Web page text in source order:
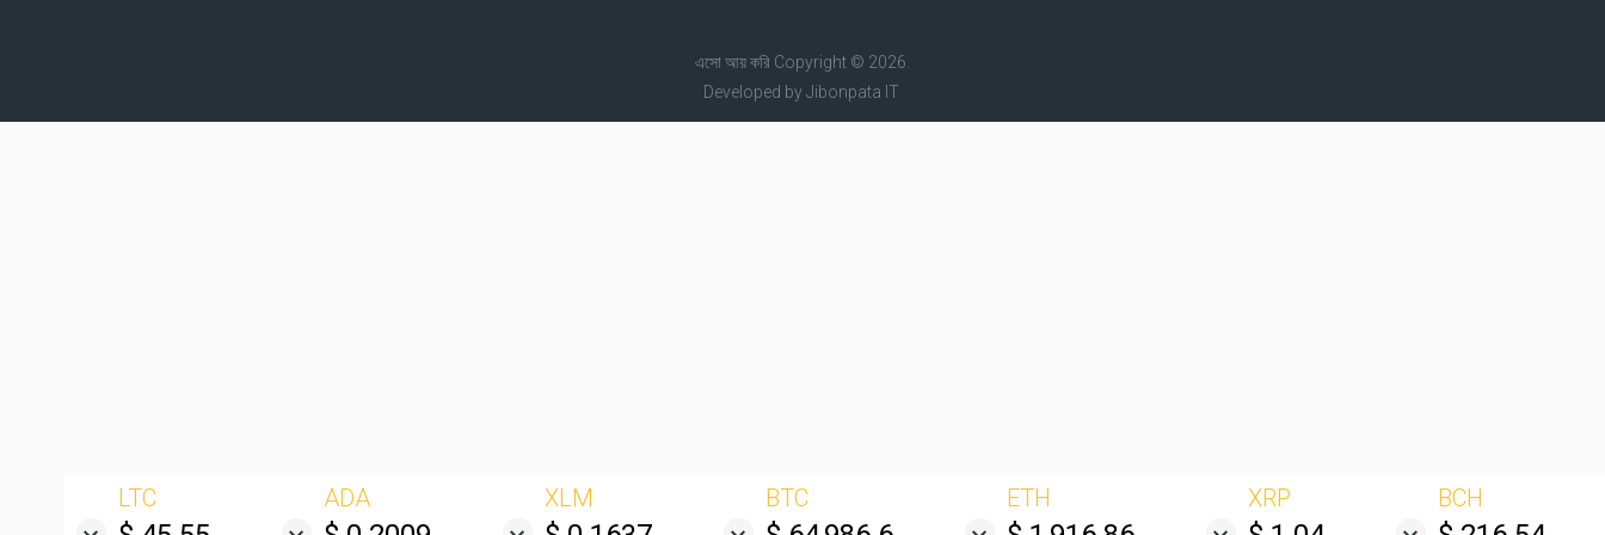
এসো আয় করি Copyright © 2026.
Developed byJibonpata IT
BTC ETH XRP BCH
LTC ADA XLM